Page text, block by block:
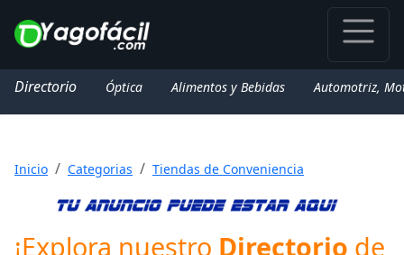
Directorio Óptica Alimentos y Bebidas Automotriz,
Inicio Categorias Tiendas de Conveniencia
¡Explora nuestro Directorio de